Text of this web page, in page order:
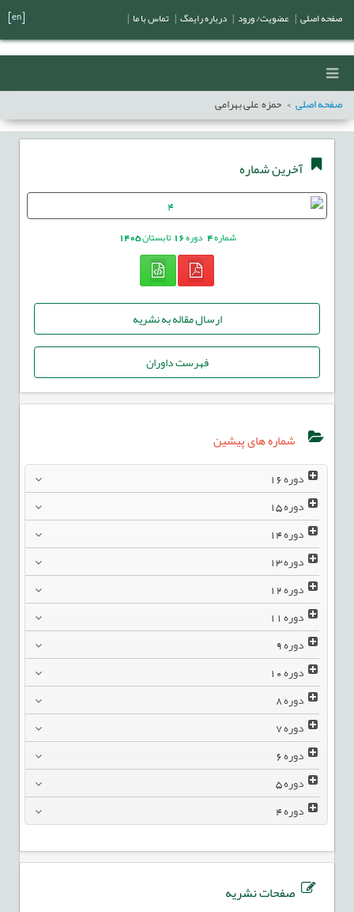
صفحه اصلی حمزه علی بهرامی
آخرین شماره
شماره4 دوره16تابستان1405
ارسال مقاله به نشریه
فهرست داوران
شماره های پیشین
دوره16
دوره15
دوره14
دوره13
دوره12
دوره11
دوره9
دوره10
دوره8
دوره7
دوره6
دوره5
دوره4
صفحات نشریه
صفحه اصلی عضویت/ ورود درباره رایمگ تماس با ما